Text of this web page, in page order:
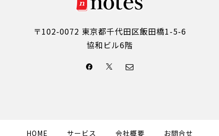
〒102-0072 東京都千代田区飯田橋1-5-6
協和ビル6階
HOME サービス 会社概要 お問合せ